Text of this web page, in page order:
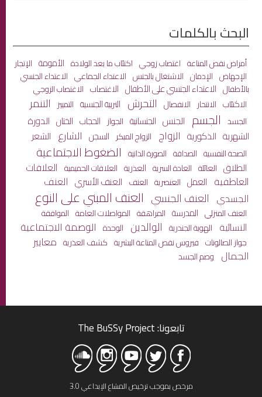
البحث بالكلمات
أمراض نقص المناعة اغتصاب زوجي اكتئاب ما بعد الولادة الأمومة الإتجار
الإجهاض الإدمان الاشتغال بالجنس الاعتداء الجماعي الاعتداء الجنسي
بالأطفال الاعتداء الجنسي على الأطفال الاغتصاب الاغتصاب الزوجي
الاكتئاب الانتحار الانفصال التحرش التربية الجنسية التمييز التنمر
الجسد الجسم الجنس الجنسانية الجواز الحجاب الختان الدورة
الشهرية الذكورية الزواج الزواج المبكر السجن الشارع الشعر
الصحة النفسية الصداقة الصورة الذاتية الضغوط الاجتماعية
الطلاق العائلة العادة السرية العذرية العلاقات الحميمية العلاقات
العاطفية العمل العنصرية العنف العنف الأسري العنف
الجسدي العنف الجنسي العنف المبني على النوع
العنف المنزلي المدرسة المراهقة المواصلات العامة الموافقة
النسائية الهوية الجندرية الوالدين الوحدة الوصمة الاجتماعية
جواز الصالونات فيروس نقص المناعة البشرية كشف العذرية معايير
الجمال وصم الجسد
تابعونا: The BuSSy Project
مرخص بموجب ترخيص المشاع الإبداعي 3.0